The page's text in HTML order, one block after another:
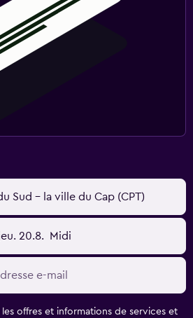
Sud - la ville du Cap (CPT)
20.8. Midi
offres et informations de services et